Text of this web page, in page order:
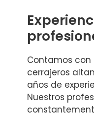
Contamos con
cerrajeros
años de
Nuestros